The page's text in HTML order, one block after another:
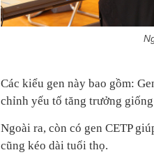
Các kiểu gen này bao gồm:
chỉnh yếu tố tăng trưởng
Ngoài ra, còn có gen CETP
cũng kéo dài tuổi thọ.